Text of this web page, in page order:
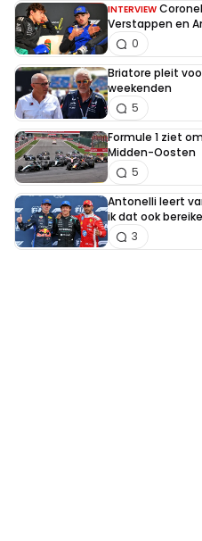
INTERVIEW
Verstappen en
0
Briatore pleit
weekenden
5
Formule 1 ziet
Midden-Oosten
5
Antonelli leert
ik dat ook
3